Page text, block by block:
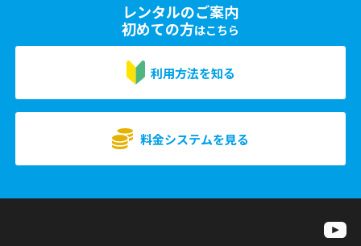
レンタルのご案内
初めての方はこちら
利用方法を知る
料金システムを見る